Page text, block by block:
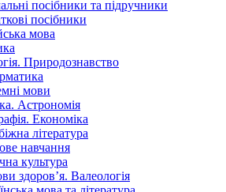
посібники та підручники
посібники
мова
Природознавство
мови
Астрономія
Економіка
література
навчання
культура
здоров’я. Валеологія